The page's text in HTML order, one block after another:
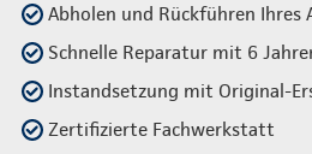
Abholen und Rückführen Ihres
Schnelle Reparatur mit 6
Instandsetzung mit Original-
Zertifizierte Fachwerkstatt